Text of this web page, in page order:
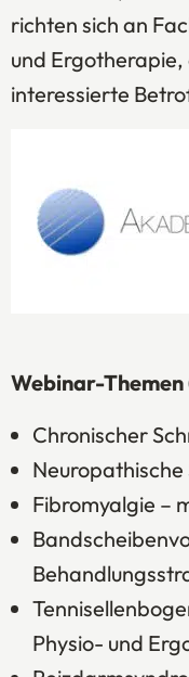
richten sich an
und Ergotherapie,
interessierte
Webinar-Themen
Chronischer
Fibromyalgie –
Physio- und